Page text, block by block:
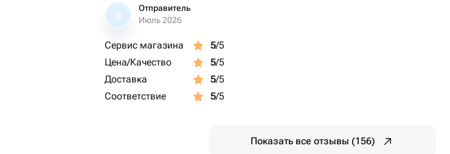
О
Отправитель
Июль 2026
Сервис магазина 5/5
Цена/Качество
5/5
Доставка
5/5
Соответствие
5/5
Показать все отзывы (156)